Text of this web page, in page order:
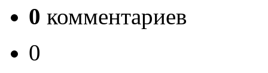
0 комментариев
0